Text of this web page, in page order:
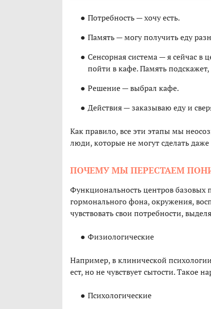
Потребность — хочу есть.
Память — могу получить еду
Сенсорная система — я сейчас в
пойти в кафе. Память
Решение — выбрал кафе.
Действия — заказываю еду и
Как правило, все эти этапы мы
люди, которые не могут сделать
ПОЧЕМУ МЫ ПЕРЕСТАЕМ
Функциональность центров базовых
гормонального фона, окружения,
чувствовать свои потребности,
Физиологические
Например, в клинической
ест, но не чувствует сытости. Такое
Психологические